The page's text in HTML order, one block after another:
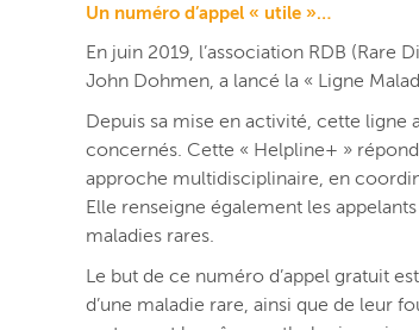
Un numéro d’appel « utile »…
En juin 2019, l’association RDB (Rare
John Dohmen, a lancé la « Ligne
Depuis sa mise en activité, cette ligne
concernés. Cette « Helpline+ »
approche multidisciplinaire, en
Elle renseigne également les
maladies rares.
Le but de ce numéro d’appel gratuit
d’une maladie rare, ainsi que de leur